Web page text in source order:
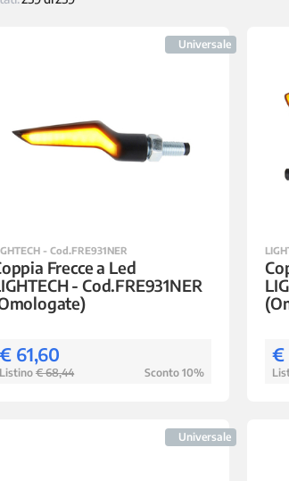
Universale
- Cod.FRE931NER
Frecce a Led
- Cod.FRE931NER
61,60
€ 68,44 Sconto 10%
€
Universale